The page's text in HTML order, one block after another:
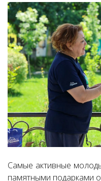
Самые активные
памятными подарками